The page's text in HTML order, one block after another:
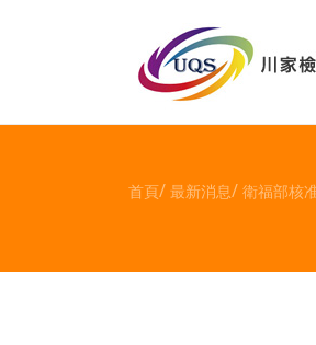
首頁 最新消息 衛福部核